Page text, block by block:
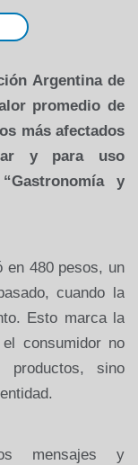
Argentina de
promedio de
más afectados
y para uso
y
en 480 pesos, un
cuando la
Esto marca la
consumidor no
productos, sino
mensajes y